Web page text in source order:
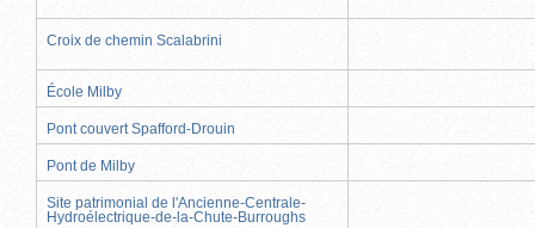
Croix de chemin Scalabrini
École Milby
Pont couvert Spafford-Drouin
Pont de Milby
Site patrimonial de l'Ancienne-Centrale-
Hydroélectrique-de-la-Chute-Burroughs